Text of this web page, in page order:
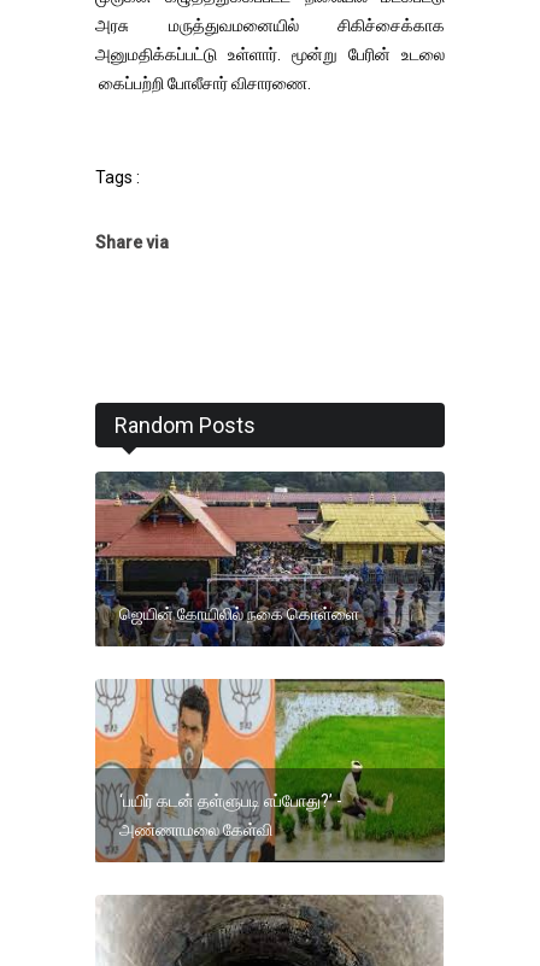
அரசு மருத்துவமனையில் சிகிச்சைக்காக
அனுமதிக்கப்பட்டு உள்ளார். மூன்று பேரின் உடலை
கைப்பற்றி போலீசார் விசாரணை.
Tags :
Share via
Random Posts
ஜெயின் கோயிலில் நகை கொள்ளை
‘பயிர் கடன் தள்ளுபடி எப்போது?’ -
அண்ணாமலை கேள்வி